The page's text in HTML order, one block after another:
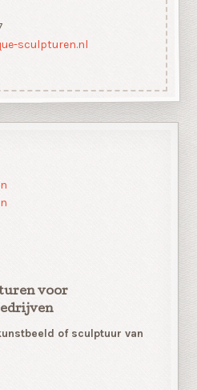
sculpturen.nl
voor
of sculptuur van